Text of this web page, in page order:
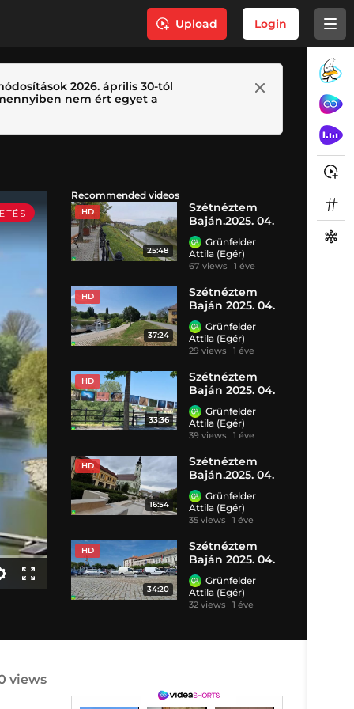
Upload Login
2026. április 30-tól
nem ért egyet a
Recommended videos
HD
25:48
Szétnéztem
Baján.2025. 04.
10.
Grünfelder
Attila (Egér)
67 views 1 éve
HD
37:24
Szétnéztem
Baján 2025. 04.
23. HD
Grünfelder
Attila (Egér)
29 views 1 éve
HD
33:36
Szétnéztem
Baján 2025. 04.
29. HD
Grünfelder
Attila (Egér)
39 views 1 éve
HD
16:54
Szétnéztem
Baján.2025. 04.
14. HD
Grünfelder
Attila (Egér)
35 views 1 éve
HD
34:20
Szétnéztem
Baján 2025. 04.
30. HD
Grünfelder
Attila (Egér)
32 views 1 éve
views